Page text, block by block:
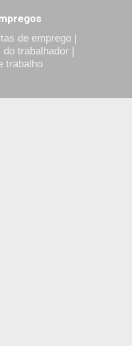
principal
de emprego |
trabalhador |
trabalho